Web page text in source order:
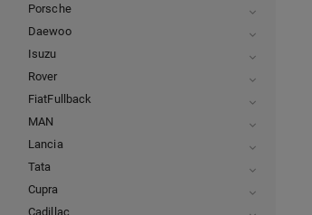
Porsche
Daewoo
Isuzu
Rover
FiatFullback
MAN
Lancia
Tata
Cupra
Cadillac